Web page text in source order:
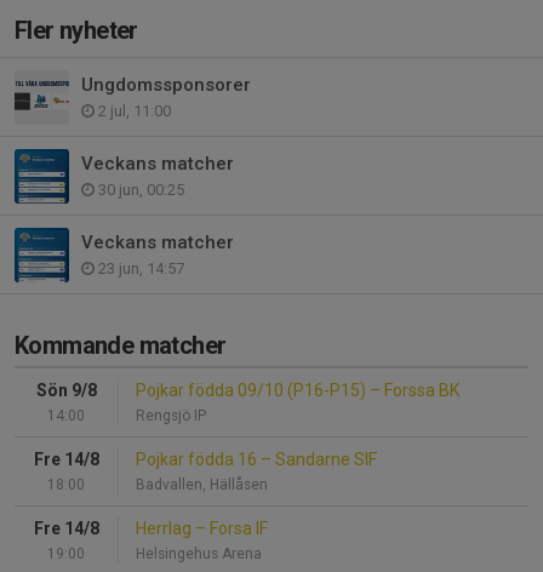
Fler nyheter
Ungdomssponsorer
2 jul, 11:00
Veckans matcher
30 jun, 00:25
Veckans matcher
23 jun, 14:57
Kommande matcher
Sön 9/8
14:00
Pojkar födda 09/10 (P16-P15) – Forssa BK
Rengsjö IP
Fre 14/8
18:00
Pojkar födda 16 – Sandarne SIF
Badvallen, Hällåsen
Fre 14/8
19:00
Herrlag – Forsa IF
Helsingehus Arena